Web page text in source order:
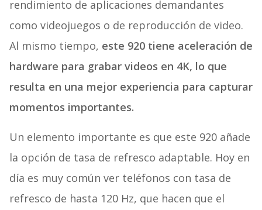
rendimiento de aplicaciones demandantes
como videojuegos o de reproducción de video.
Al mismo tiempo, este 920 tiene aceleración de
hardware para grabar videos en 4K, lo que
resulta en una mejor experiencia para capturar
momentos importantes.
Un elemento importante es que este 920 añade
la opción de tasa de refresco adaptable. Hoy en
día es muy común ver teléfonos con tasa de
refresco de hasta 120 Hz, que hacen que el